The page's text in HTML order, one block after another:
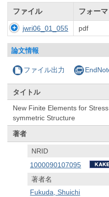
ファイル フォーマ
jwri06_01_055 pdf
論文情報
ファイル出力
タイトル
New Finite Elements for
symmetric Structure
著者
NRID
1000090107095
著者名
Fukuda, Shuichi